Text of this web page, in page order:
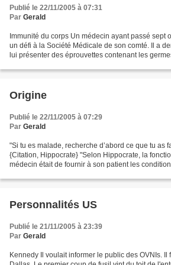
Publié le 22/11/2005 à 07:31
Par Gerald
Immunité du corps Un médecin ayant passé sept
un défi à la Société Médicale de son comté. Il a
lui présenter des éprouvettes contenant les
Origine
Publié le 22/11/2005 à 07:29
Par Gerald
"Si tu es malade, recherche d’abord ce que tu as
{Citation, Hippocrate} "Selon Hippocrate, la
médecin était de fournir à son patient les
Personnalités US
Publié le 21/11/2005 à 23:39
Par Gerald
Kennedy Il voulait informer le public des OVNIs. Il